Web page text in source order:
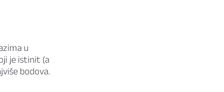
u
je istinit (a
bodova.